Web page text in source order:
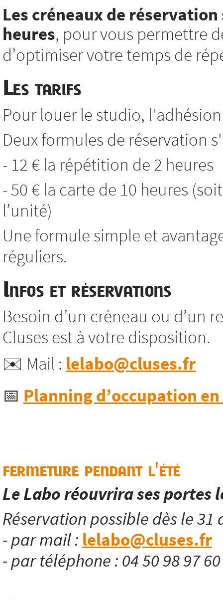
Les créneaux de
heures, pour vous permettre
d’optimiser votre temps de
Les tarifs
Pour louer le studio,
Deux formules de réservation
- 12 € la répétition de 2 heures
- 50 € la carte de 10 heures
l’unité)
Une formule simple et
réguliers.
Infos et réservations
Besoin d’un créneau ou d’un
Cluses est à votre disposition.
✉️ Mail : lelabo@cluses.fr
📅 Planning d’occupation
fermeture pendant l'été
Le Labo réouvrira ses portes
Réservation possible dès le 31
- par mail : lelabo@cluses.fr
- par téléphone : 04 50 98 97